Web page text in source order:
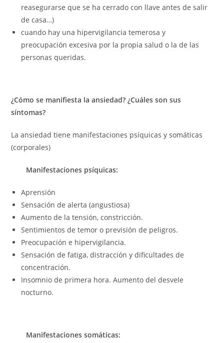
reasegurarse que se ha cerrado con llave antes de salir
de casa…)
cuando hay una hipervigilancia temerosa y
preocupación excesiva por la propia salud o la de las
personas queridas.
¿Cómo se manifiesta la ansiedad? ¿Cuáles son sus
síntomas?
La ansiedad tiene manifestaciones psíquicas y somáticas
(corporales)
Manifestaciones psíquicas:
Aprensión
Sensación de alerta (angustiosa)
Aumento de la tensión, constricción.
Sentimientos de temor o previsión de peligros.
Preocupación e hipervigilancia.
Sensación de fatiga, distracción y dificultades de
concentración.
Insomnio de primera hora. Aumento del desvele
nocturno.
Manifestaciones somáticas: